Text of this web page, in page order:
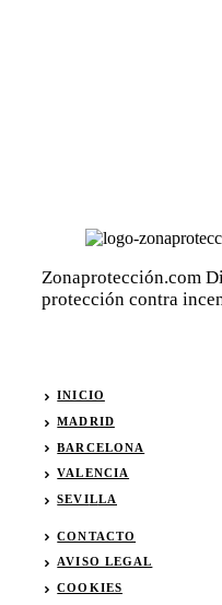
Zonaprotección.com
protección contra
INICIO
MADRID
BARCELONA
VALENCIA
SEVILLA
CONTACTO
AVISO LEGAL
COOKIES